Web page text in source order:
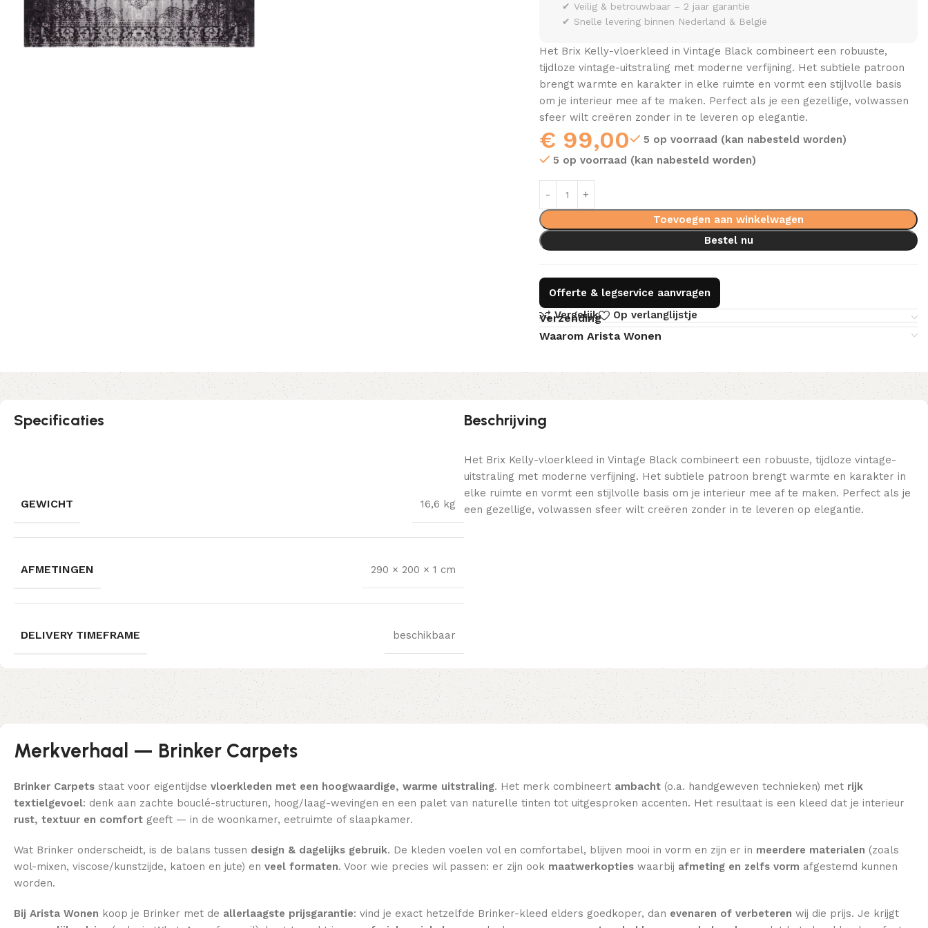
✔ Veilig & betrouwbaar – 2 jaar garantie
✔ Snelle levering binnen Nederland & België
Het Brix Kelly-vloerkleed in Vintage Black combineert een robuuste,
tijdloze vintage-uitstraling met moderne verfijning. Het subtiele patroon
brengt warmte en karakter in elke ruimte en vormt een stijlvolle basis
om je interieur mee af te maken. Perfect als je een gezellige, volwassen
sfeer wilt creëren zonder in te leveren op elegantie.
€ 99,00
5 op voorraad (kan nabesteld worden)
5 op voorraad (kan nabesteld worden)
Toevoegen aan winkelwagen
Bestel nu
Offerte & legservice aanvragen
Vergelijk
Op verlanglijstje
Verzending
Waarom Arista Wonen
Specificaties
GEWICHT 16,6 kg
AFMETINGEN 290 × 200 × 1 cm
DELIVERY TIMEFRAME beschikbaar
Beschrijving
Het Brix Kelly-vloerkleed in Vintage Black combineert een robuuste, tijdloze vintage-
uitstraling met moderne verfijning. Het subtiele patroon brengt warmte en karakter in
elke ruimte en vormt een stijlvolle basis om je interieur mee af te maken. Perfect als je
een gezellige, volwassen sfeer wilt creëren zonder in te leveren op elegantie.
Merkverhaal — Brinker Carpets
Brinker Carpets staat voor eigentijdse vloerkleden met een hoogwaardige, warme uitstraling. Het merk combineert ambacht (o.a. handgeweven technieken) met rijk
textielgevoel: denk aan zachte bouclé-structuren, hoog/laag-wevingen en een palet van naturelle tinten tot uitgesproken accenten. Het resultaat is een kleed dat je interieur
rust, textuur en comfort geeft — in de woonkamer, eetruimte of slaapkamer.
Wat Brinker onderscheidt, is de balans tussen design & dagelijks gebruik. De kleden voelen vol en comfortabel, blijven mooi in vorm en zijn er in meerdere materialen (zoals
wol-mixen, viscose/kunstzijde, katoen en jute) en veel formaten. Voor wie precies wil passen: er zijn ook maatwerkopties waarbij afmeting en zelfs vorm afgestemd kunnen
worden.
Bij Arista Wonen koop je Brinker met de allerlaagste prijsgarantie: vind je exact hetzelfde Brinker-kleed elders goedkoper, dan evenaren of verbeteren wij die prijs. Je krijgt